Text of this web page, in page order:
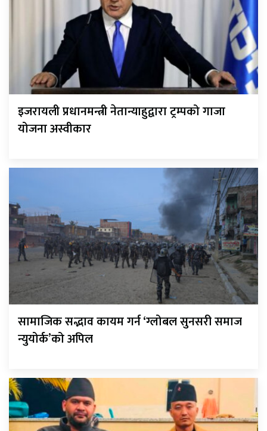
इजरायली प्रधानमन्त्री नेतान्याहुद्वारा ट्रम्पको गाजा
योजना अस्वीकार
सामाजिक सद्भाव कायम गर्न ‘ग्लोबल सुनसरी समाज
न्युयोर्क’को अपिल